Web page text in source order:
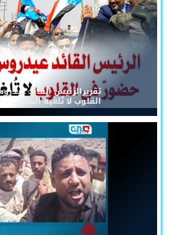
تقريرالرئيس القائد
القلوب لا تُلغيه الحملات